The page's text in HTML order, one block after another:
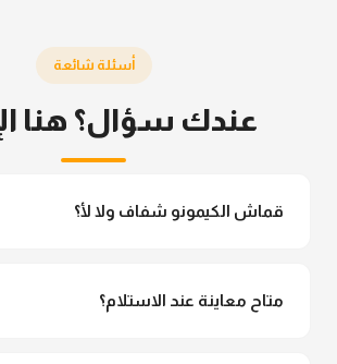
أسئلة شائعة
عندك سؤال؟ هنا
قماش الكيمونو شفاف ولا لأ؟
متاح معاينة عند الاستلام؟